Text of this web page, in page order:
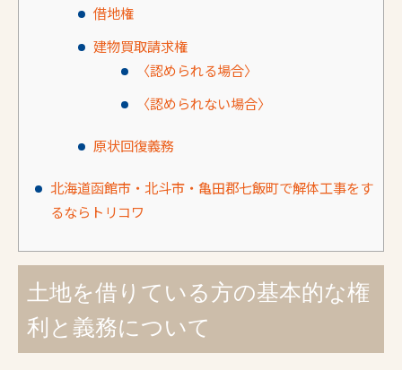
借地権
建物買取請求権
〈認められる場合〉
〈認められない場合〉
原状回復義務
北海道函館市・北斗市・亀田郡七飯町で解体工事をす
るならトリコワ
土地を借りている方の基本的な権
利と義務について